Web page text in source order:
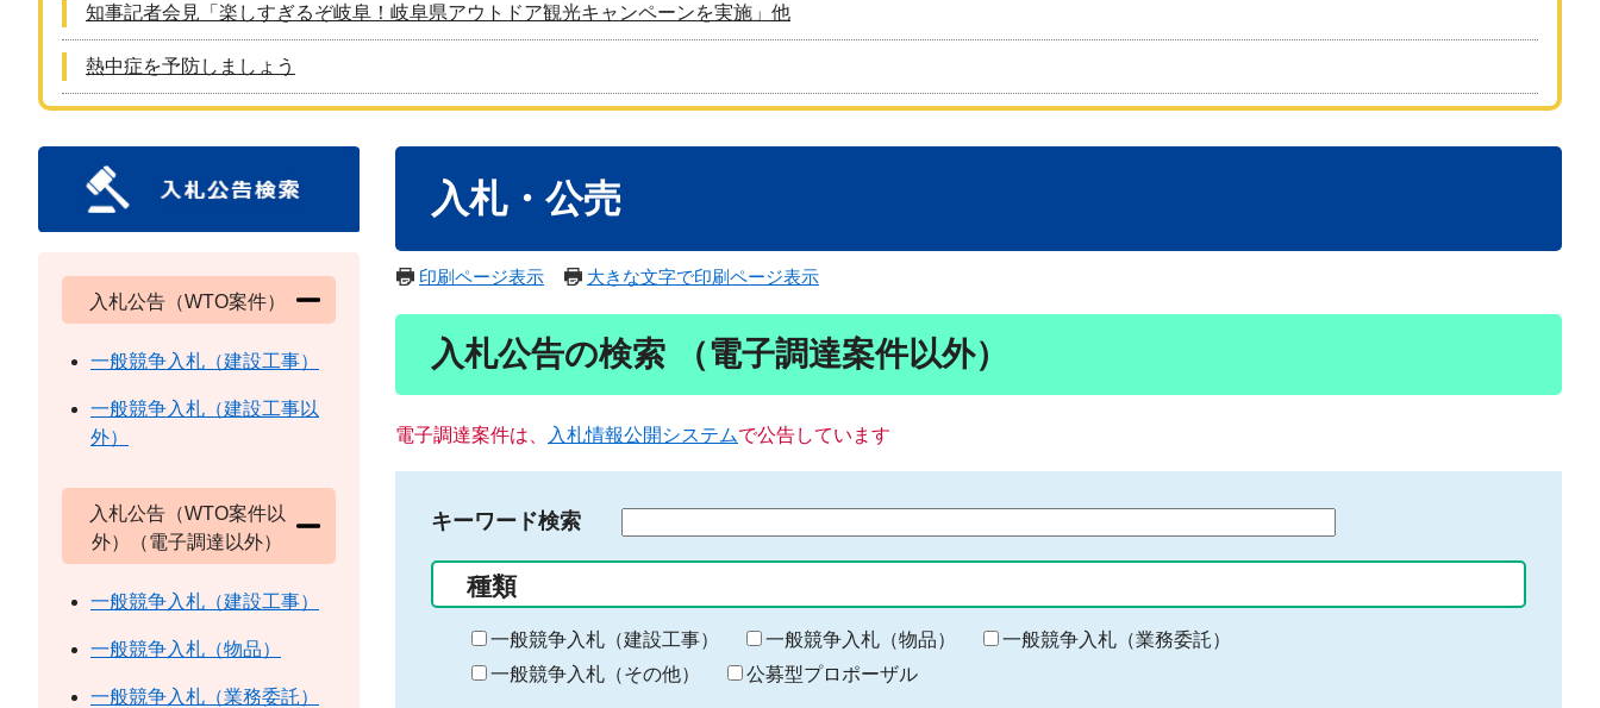
知事記者会見「楽しすぎるぞ岐阜！岐阜県アウトドア観光キャンペーンを実施」他
熱中症を予防しましょう
入札・公売
印刷ページ表示 大きな文字で印刷ページ表示
入札公告の検索 （電子調達案件以外）
電子調達案件は、 入札情報公開システムで公告しています
キーワード検索
る
キ
ー
種類
一般競争入札（建設工事） 一般競争入札（物品）
一般競争入札（業務委託）
一般競争入札（その他）
公募型プロポーザル
入札公告（WTO案件）
一般競争入札（建設工事）
一般競争入札（建設工事以
外）
入札公告（WTO案件以
外）（電子調達以外）
一般競争入札（建設工事）
一般競争入札（物品）
一般競争入札（業務委託）